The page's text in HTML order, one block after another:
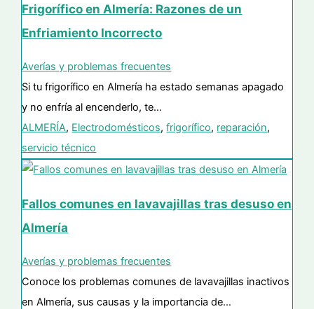
Frigorífico en Almería: Razones de un
Enfriamiento Incorrecto
Averías y problemas frecuentes
Si tu frigorífico en Almería ha estado semanas apagado
y no enfría al encenderlo, te…
ALMERÍA, Electrodomésticos,frigorífico, reparación,
servicio técnico
Fallos comunes en lavavajillas tras desuso en
Almería
Averías y problemas frecuentes
Conoce los problemas comunes de lavavajillas inactivos
en Almería, sus causas y la importancia de…